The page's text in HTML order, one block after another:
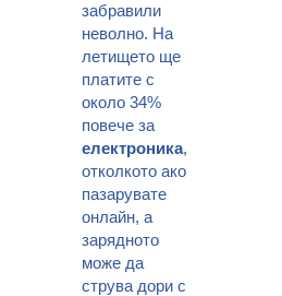
забравили
неволно. На
летището ще
платите с
около 34%
повече за
електроника,
отколкото ако
пазарувате
онлайн, а
зарядното
може да
струва дори с